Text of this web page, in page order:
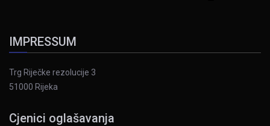
IMPRESSUM
Trg Riječke rezolucije 3
51000 Rijeka
Cjenici oglašavanja